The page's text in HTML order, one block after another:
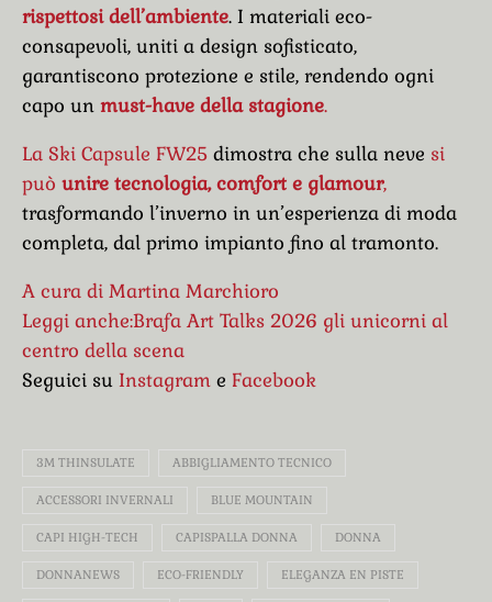
rispettosi dell’ambiente. I materiali eco-
consapevoli, uniti a design sofisticato,
garantiscono protezione e stile, rendendo ogni
capo un must-have della stagione.
La Ski Capsule FW25 dimostra che sulla neve si
può unire tecnologia, comfort e glamour,
trasformando l’inverno in un’esperienza di moda
completa, dal primo impianto fino al tramonto.
A cura di Martina Marchioro
Leggi anche:Brafa Art Talks 2026 gli unicorni al
centro della scena
Seguici su Instagram e Facebook
3M THINSULATE ABBIGLIAMENTO TECNICO
ACCESSORI INVERNALI BLUE MOUNTAIN
CAPI HIGH-TECH CAPISPALLA DONNA DONNA
DONNANEWS ECO-FRIENDLY ELEGANZA EN PISTE